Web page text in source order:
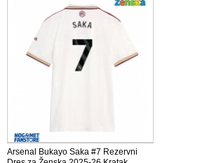
Arsenal Bukayo Saka #7 Rezervni